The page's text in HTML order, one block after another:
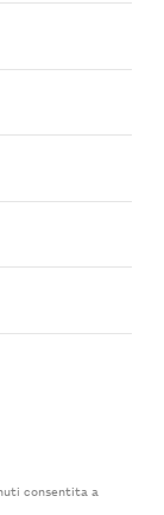
consentita a